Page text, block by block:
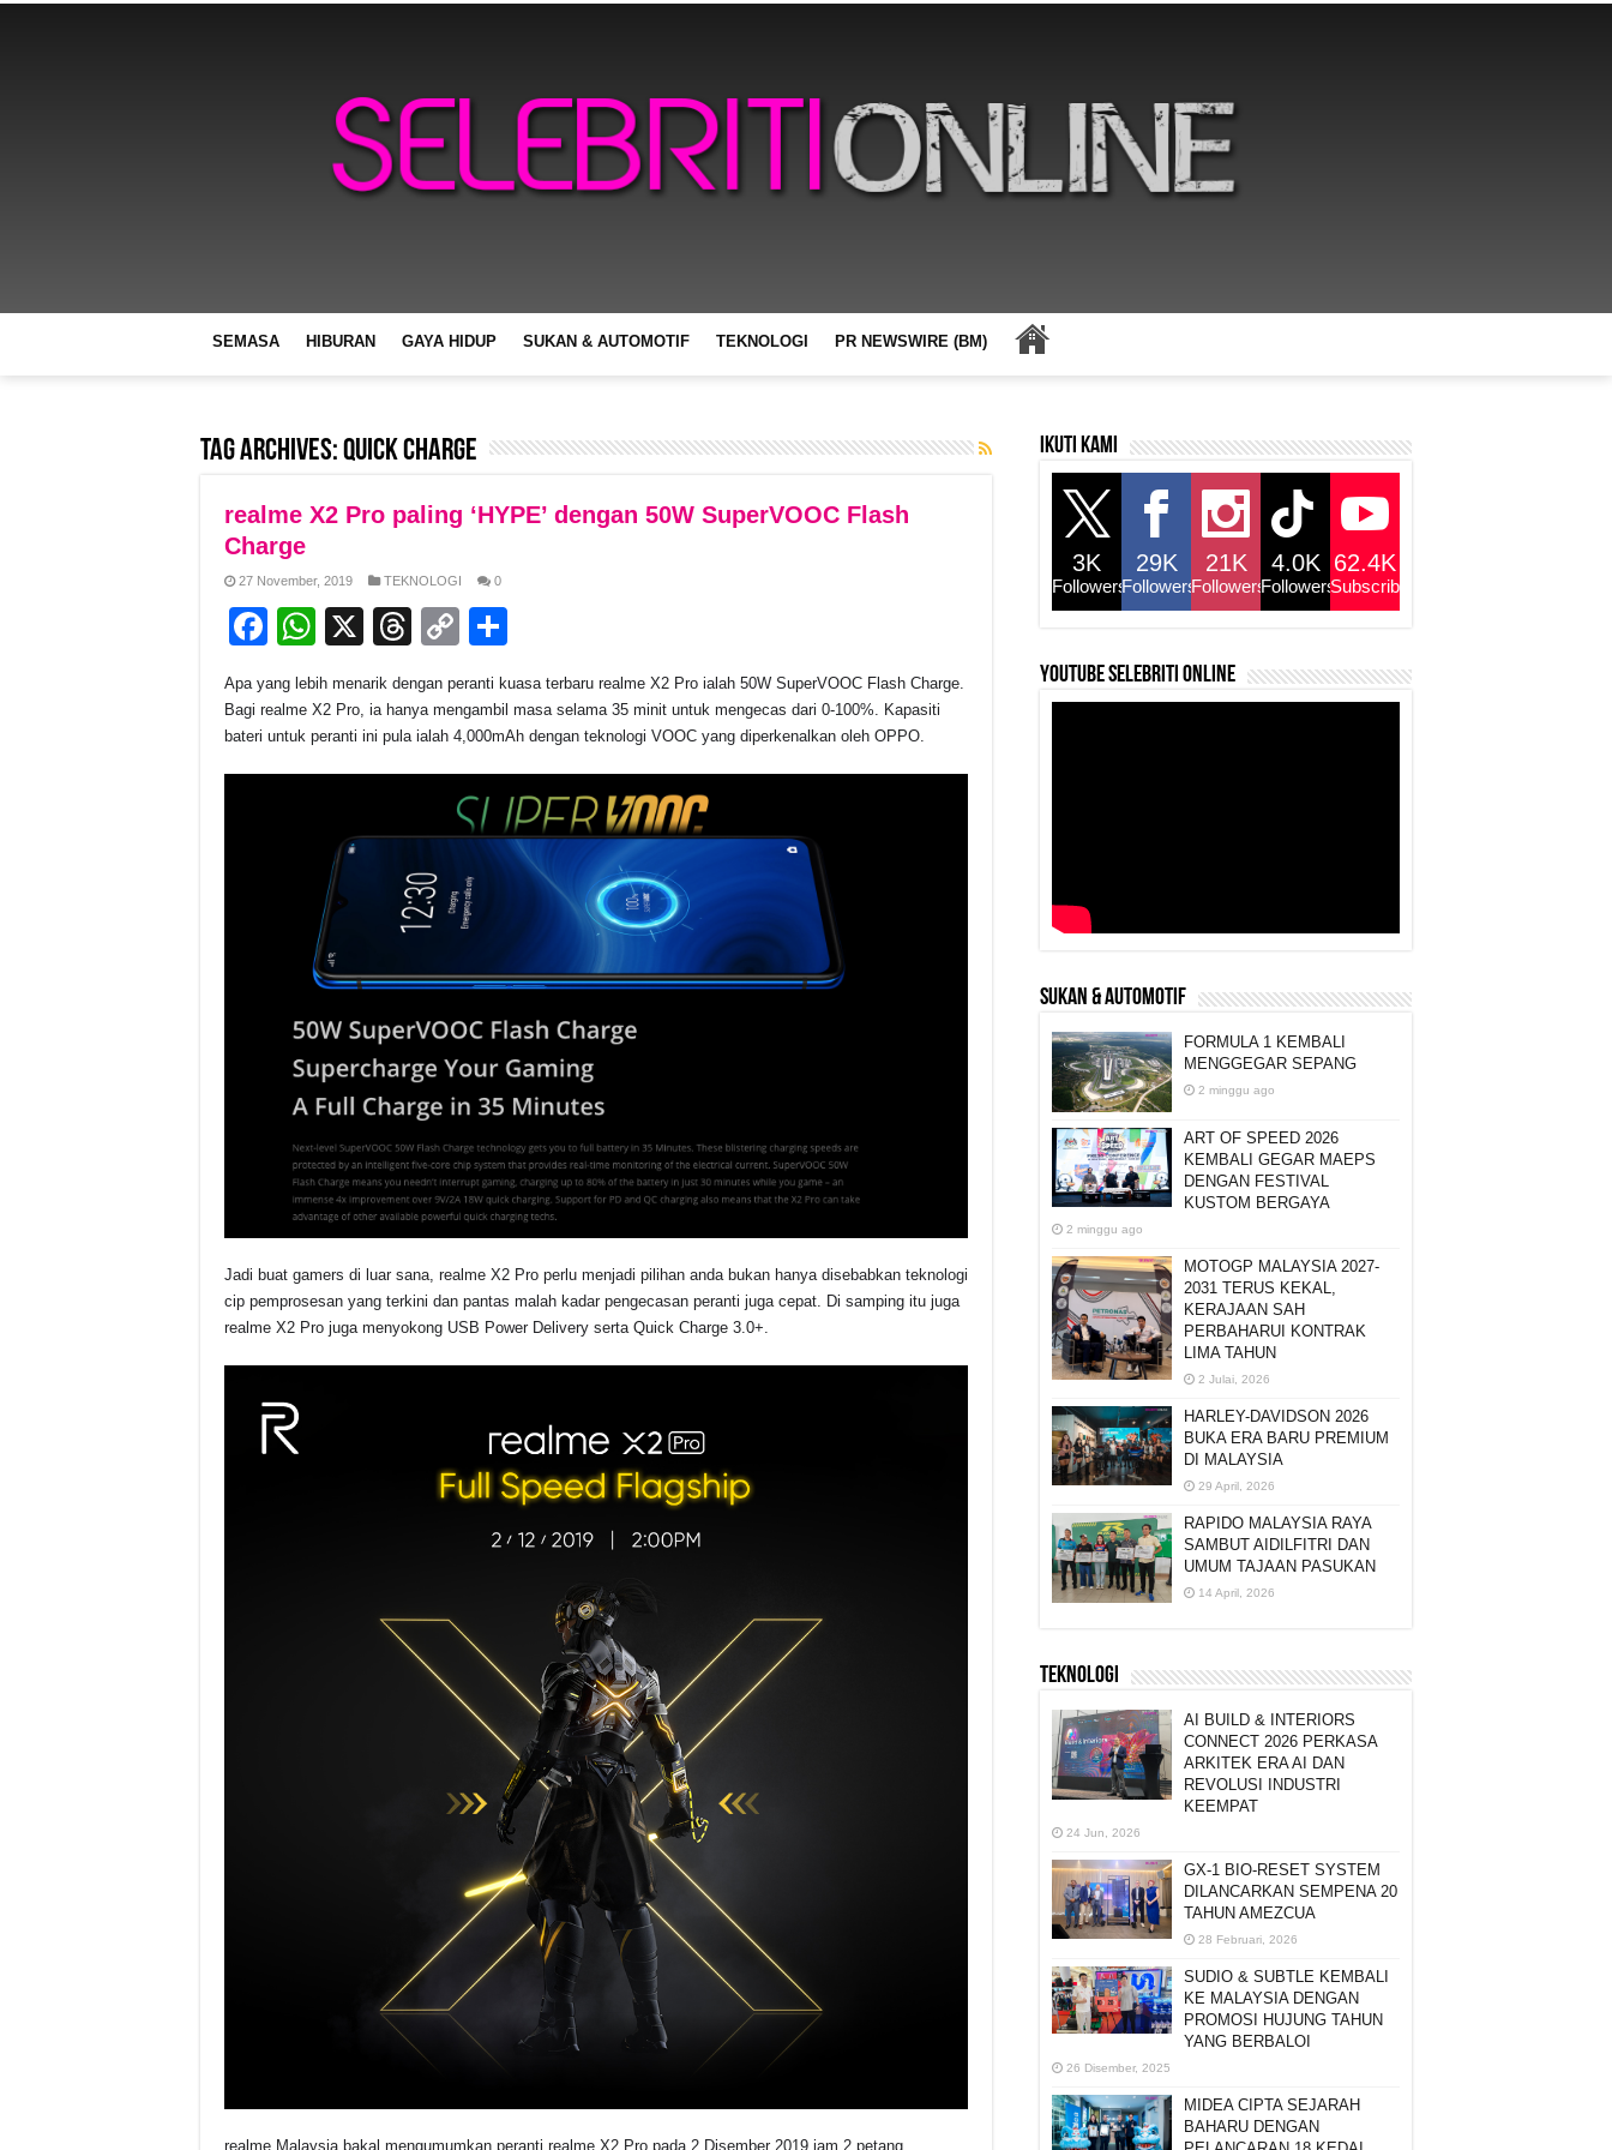
SEMASA HIBURAN GAYA HIDUP SUKAN & AUTOMOTIF TEKNOLOGI PR NEWSWIRE (BM)
Tag Archives:Quick Charge
realme X2 Pro paling ‘HYPE’ dengan 50W SuperVOOC Flash
Charge
27 November, 2019 TEKNOLOGI 0
F
c
e
b
W
at
s
A
p
X
T
e
a
d
C
p
y
Li
n
ar
e
Apa yang lebih menarik dengan peranti kuasa terbaru realme X2 Pro ialah 50W SuperVOOC Flash Charge.
Bagi realme X2 Pro, ia hanya mengambil masa selama 35 minit untuk mengecas dari 0-100%. Kapasiti
bateri untuk peranti ini pula ialah 4,000mAh dengan teknologi VOOC yang diperkenalkan oleh OPPO.
Jadi buat gamers di luar sana, realme X2 Pro perlu menjadi pilihan anda bukan hanya disebabkan teknologi
cip pemprosesan yang terkini dan pantas malah kadar pengecasan peranti juga cepat. Di samping itu juga
realme X2 Pro juga menyokong USB Power Delivery serta Quick Charge 3.0+.
realme Malaysia bakal mengumumkan peranti realme X2 Pro pada 2 Disember 2019 jam 2 petang.
Ikuti kami
3K
Followers
29K
Followers
21K
Followers
4.0K
Followers
62.4K
Subscribers
YouTube selebriti online
SUKAN & AUTOMOTIF
FORMULA 1 KEMBALI
MENGGEGAR SEPANG
2 minggu ago
ART OF SPEED 2026
KEMBALI GEGAR MAEPS
DENGAN FESTIVAL
KUSTOM BERGAYA
2 minggu ago
MOTOGP MALAYSIA 2027-
2031 TERUS KEKAL,
KERAJAAN SAH
PERBAHARUI KONTRAK
LIMA TAHUN
2 Julai, 2026
HARLEY-DAVIDSON 2026
BUKA ERA BARU PREMIUM
DI MALAYSIA
29 April, 2026
RAPIDO MALAYSIA RAYA
SAMBUT AIDILFITRI DAN
UMUM TAJAAN PASUKAN
14 April, 2026
TEKNOLOGI
AI BUILD & INTERIORS
CONNECT 2026 PERKASA
ARKITEK ERA AI DAN
REVOLUSI INDUSTRI
KEEMPAT
24 Jun, 2026
GX-1 BIO-RESET SYSTEM
DILANCARKAN SEMPENA 20
TAHUN AMEZCUA
28 Februari, 2026
SUDIO & SUBTLE KEMBALI
KE MALAYSIA DENGAN
PROMOSI HUJUNG TAHUN
YANG BERBALOI
26 Disember, 2025
MIDEA CIPTA SEJARAH
BAHARU DENGAN